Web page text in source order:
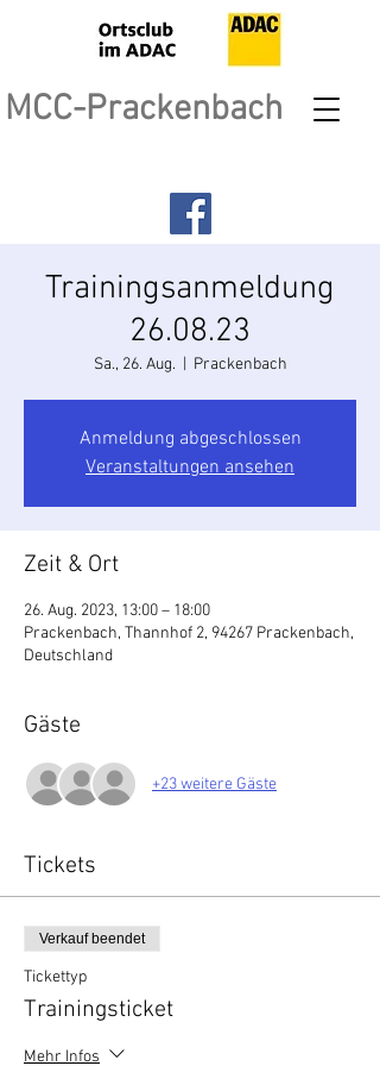
MCC-Prackenbach
Trainingsanmeldung
26.08.23
Sa., 26. Aug. Prackenbach
Anmeldung abgeschlossen
Veranstaltungen ansehen
Zeit & Ort
26. Aug. 2023, 13:00 – 18:00
Prackenbach, Thannhof 2, 94267 Prackenbach,
Deutschland
Gäste
+23 weitere Gäste
Tickets
Verkauf beendet
Tickettyp
Trainingsticket
Mehr Infos